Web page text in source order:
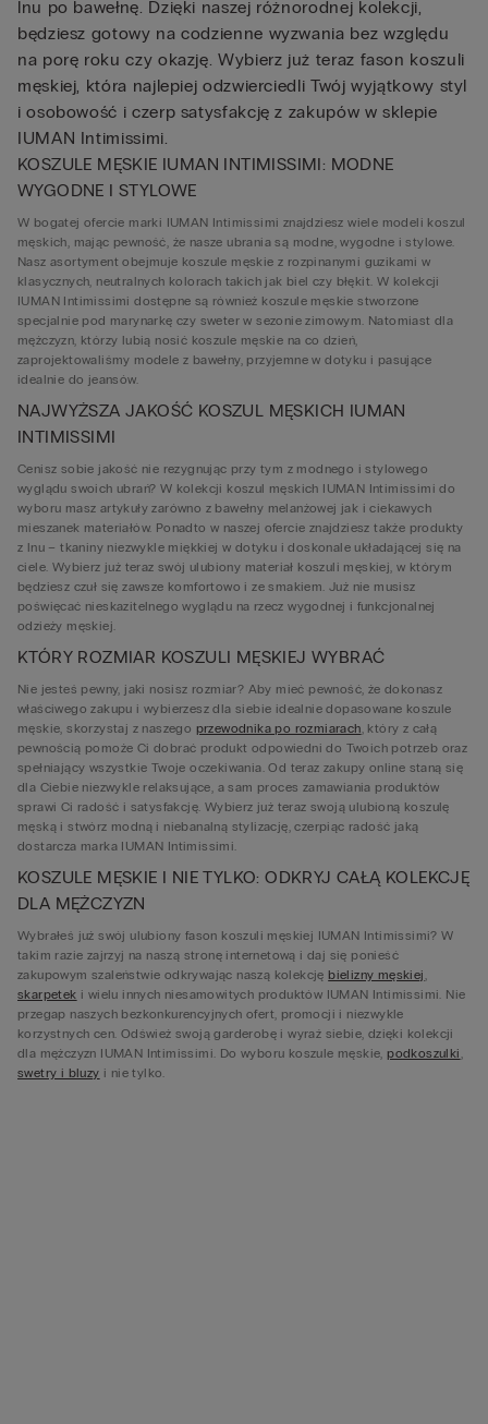
lnu po bawełnę. Dzięki naszej różnorodnej kolekcji,
będziesz gotowy na codzienne wyzwania bez względu
na porę roku czy okazję. Wybierz już teraz fason koszuli
męskiej, która najlepiej odzwierciedli Twój wyjątkowy styl
i osobowość i czerp satysfakcję z zakupów w sklepie
IUMAN Intimissimi.
KOSZULE MĘSKIE IUMAN INTIMISSIMI: MODNE
WYGODNE I STYLOWE
W bogatej ofercie marki IUMAN Intimissimi znajdziesz wiele modeli koszul
męskich, mając pewność, że nasze ubrania są modne, wygodne i stylowe.
Nasz asortyment obejmuje koszule męskie z rozpinanymi guzikami w
klasycznych, neutralnych kolorach takich jak biel czy błękit. W kolekcji
IUMAN Intimissimi dostępne są również koszule męskie stworzone
specjalnie pod marynarkę czy sweter w sezonie zimowym. Natomiast dla
mężczyzn, którzy lubią nosić koszule męskie na co dzień,
zaprojektowaliśmy modele z bawełny, przyjemne w dotyku i pasujące
idealnie do jeansów.
NAJWYŻSZA JAKOŚĆ KOSZUL MĘSKICH IUMAN
INTIMISSIMI
Cenisz sobie jakość nie rezygnując przy tym z modnego i stylowego
wyglądu swoich ubrań? W kolekcji koszul męskich IUMAN Intimissimi do
wyboru masz artykuły zarówno z bawełny melanżowej jak i ciekawych
mieszanek materiałów. Ponadto w naszej ofercie znajdziesz także produkty
z lnu – tkaniny niezwykle miękkiej w dotyku i doskonale układającej się na
ciele. Wybierz już teraz swój ulubiony materiał koszuli męskiej, w którym
będziesz czuł się zawsze komfortowo i ze smakiem. Już nie musisz
poświęcać nieskazitelnego wyglądu na rzecz wygodnej i funkcjonalnej
odzieży męskiej.
KTÓRY ROZMIAR KOSZULI MĘSKIEJ WYBRAĆ
Nie jesteś pewny, jaki nosisz rozmiar? Aby mieć pewność, że dokonasz
właściwego zakupu i wybierzesz dla siebie idealnie dopasowane koszule
męskie, skorzystaj z naszego przewodnika po rozmiarach , który z całą
pewnością pomoże Ci dobrać produkt odpowiedni do Twoich potrzeb oraz
spełniający wszystkie Twoje oczekiwania. Od teraz zakupy online staną się
dla Ciebie niezwykle relaksujące, a sam proces zamawiania produktów
sprawi Ci radość i satysfakcję. Wybierz już teraz swoją ulubioną koszulę
męską i stwórz modną i niebanalną stylizację, czerpiąc radość jaką
dostarcza marka IUMAN Intimissimi.
KOSZULE MĘSKIE I NIE TYLKO: ODKRYJ CAŁĄ KOLEKCJĘ
DLA MĘŻCZYZN
Wybrałeś już swój ulubiony fason koszuli męskiej IUMAN Intimissimi? W
takim razie zajrzyj na naszą stronę internetową i daj się ponieść
zakupowym szaleństwie odkrywając naszą kolekcjębielizny męskiej
skarpetek i wielu innych niesamowitych produktów IUMAN Intimissimi. Nie
przegap naszych bezkonkurencyjnych ofert, promocji i niezwykle
korzystnych cen. Odśwież swoją garderobę i wyraź siebie, dzięki kolekcji
dla mężczyzn IUMAN Intimissimi. Do wyboru koszule męskie,podkoszulki
swetry i bluzy i nie tylko.